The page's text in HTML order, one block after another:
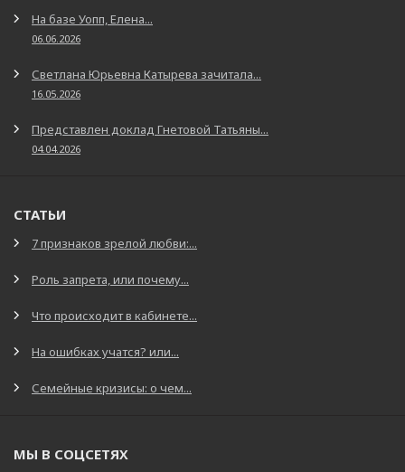
На базе Уопп, Елена...
06.06.2026
Светлана Юрьевна Катырева зачитала...
16.05.2026
Представлен доклад Гнетовой Татьяны...
04.04.2026
СТАТЬИ
7 признаков зрелой любви:...
Роль запрета, или почему...
Что происходит в кабинете...
На ошибках учатся? или...
Семейные кризисы: о чем...
МЫ В СОЦСЕТЯХ